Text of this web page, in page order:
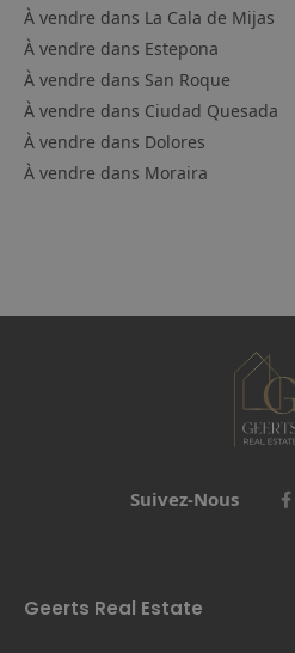
À vendre dans La Cala de Mijas
À vendre dans Estepona
À vendre dans San Roque
À vendre dans Ciudad Quesada
À vendre dans Dolores
À vendre dans Moraira
Suivez-Nous
Geerts Real Estate